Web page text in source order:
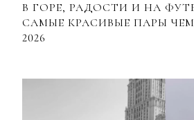
В ГОРЕ, РАДОСТИ И НА
САМЫЕ КРАСИВЫЕ ПАРЫ
2026